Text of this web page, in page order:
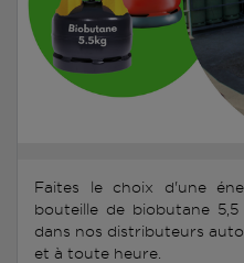
Faites le choix d'une
bouteille de biobutane
dans nos distributeurs
et à toute heure.